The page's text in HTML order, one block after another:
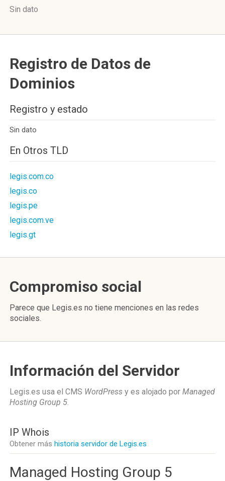
Sin dato
Registro de Datos de
Dominios
Registro y estado
Sin dato
En Otros TLD
legis.com.co
legis.co
legis.pe
legis.com.ve
legis.gt
Compromiso social
Parece que Legis.es no tiene menciones en las redes
sociales.
Información del Servidor
Legis.es usa el CMS WordPress y es alojado por Managed
Hosting Group 5.
IP Whois
Obtener más historia servidor de Legis.es
Managed Hosting Group 5